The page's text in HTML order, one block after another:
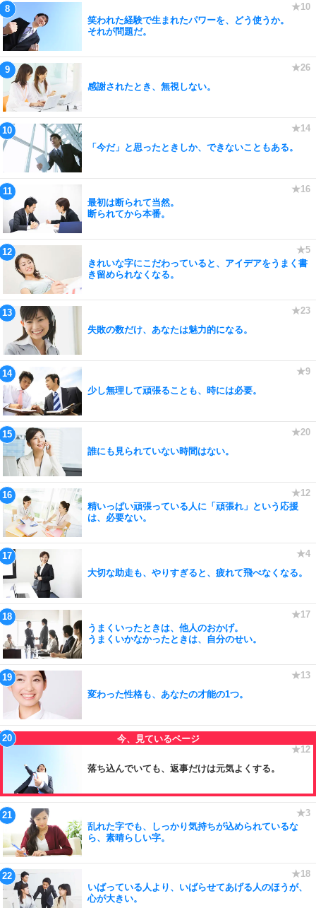
笑われた経験で生まれたパワーを、どう使うか。
それが問題だ。
感謝されたとき、無視しない。
「今だ」と思ったときしか、できないこともある。
最初は断られて当然。
断られてから本番。
きれいな字にこだわっていると、アイデアをうまく書
き留められなくなる。
失敗の数だけ、あなたは魅力的になる。
少し無理して頑張ることも、時には必要。
誰にも見られていない時間はない。
精いっぱい頑張っている人に「頑張れ」という応援
は、必要ない。
大切な助走も、やりすぎると、疲れて飛べなくなる。
うまくいったときは、他人のおかげ。
うまくいかなかったときは、自分のせい。
変わった性格も、あなたの才能の1つ。
落ち込んでいても、返事だけは元気よくする。
乱れた字でも、しっかり気持ちが込められているな
ら、素晴らしい字。
いばっている人より、いばらせてあげる人のほうが、
心が大きい。